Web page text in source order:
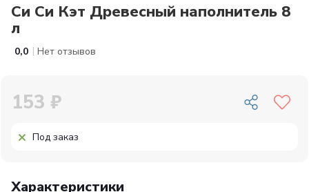
Си Си Кэт Древесный наполнитель 8
л
0,0 | Нет отзывов
Характеристики
153 ₽
Под заказ